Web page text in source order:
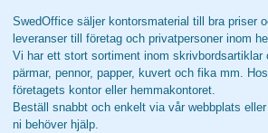
SwedOffice säljer kontorsmaterial till bra priser
leveranser till företag och privatpersoner inom
Vi har ett stort sortiment inom skrivbordsartiklar
pärmar, pennor, papper, kuvert och fika mm.
företagets kontor eller hemmakontoret.
Beställ snabbt och enkelt via vår webbplats
ni behöver hjälp.